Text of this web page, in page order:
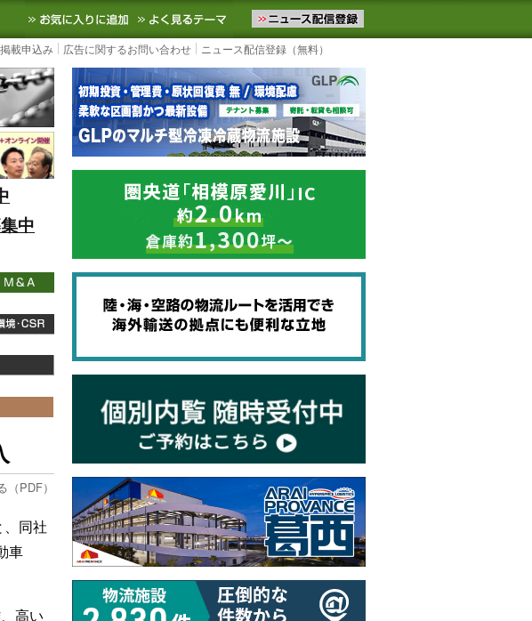
内外の最新の物流ニュースをお届けします。物流ニュースメール配信を登録す
お気に入りに追加 よく見るテーマ
載申込み 広告に関するお問い合わせ ニュース配信登録（無料）
中
PDF）
同社
車
高い